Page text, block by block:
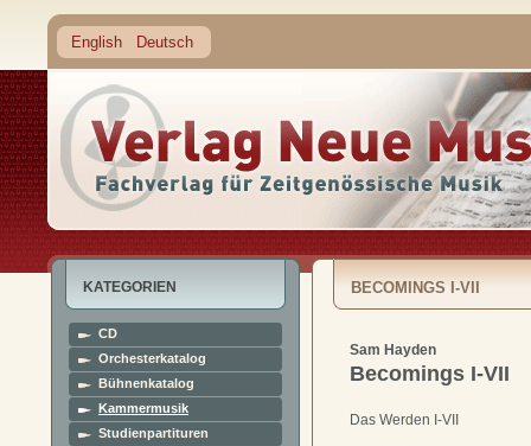
English Deutsch
KATEGORIEN
CD
Orchesterkatalog
Bühnenkatalog
Kammermusik
Studienpartituren
BECOMINGS I-VII
Sam Hayden
Becomings I-VII
Das Werden I-VII